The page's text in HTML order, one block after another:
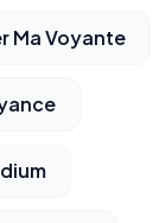
Ma Voyante